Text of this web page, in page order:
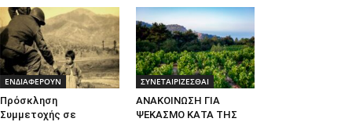
ΕΝΔΙΑΦΕΡΟΥΝ
Πρόσκληση
Συμμετοχής σε
ΣΥΝΕΤΑΙΡΙΖΕΣΘΑΙ
ΑΝΑΚΟΙΝΩΣΗ ΓΙΑ
ΨΕΚΑΣΜΟ ΚΑΤΑ ΤΗΣ